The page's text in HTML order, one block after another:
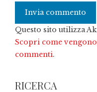
Questo sito utilizza
Scopri come
commenti.
RICERCA